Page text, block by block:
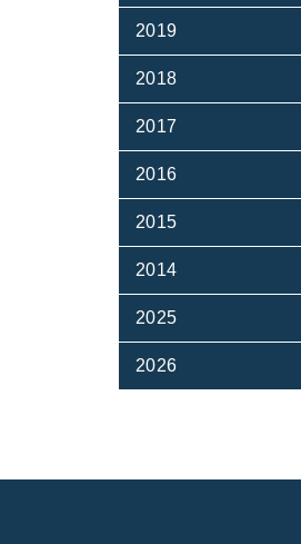
2019
2018
2017
2016
2015
2014
2025
2026